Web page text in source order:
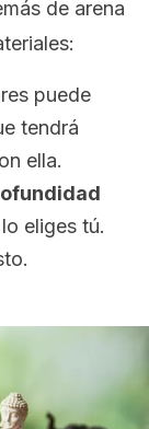
de arena
puede
tendrá
ella.
eliges tú.